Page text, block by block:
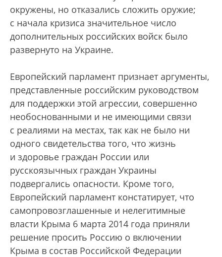
окружены, но отказались сложить оружие;
с начала кризиса значительное число
дополнительных российских войск было
развернуто на Украине.
Европейский парламент признает аргументы,
представленные российским руководством
для поддержки этой агрессии, совершенно
необоснованными и не имеющими связи
с реалиями на местах, так как не было ни
одного свидетельства того, что жизнь
и здоровье граждан России или
русскоязычных граждан Украины
подвергались опасности. Кроме того,
Европейский парламент констатирует, что
самопровозглашенные и нелегитимные
власти Крыма 6 марта 2014 года приняли
решение просить Россию о включении
Крыма в состав Российской Федерации